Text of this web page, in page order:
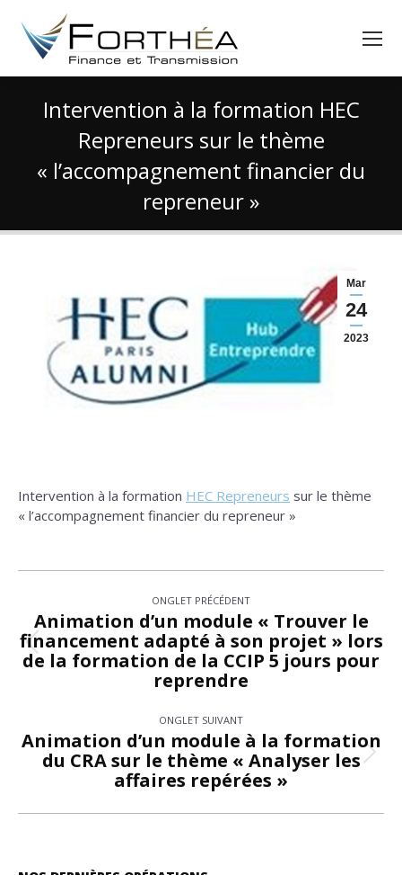
Intervention à la formation HEC
Repreneurs sur le thème
« l’accompagnement financier du
repreneur »
Vous êtes ici :
Mar
24
2023
Intervention à la formation HEC Repreneurs sur le thème
« l’accompagnement financier du repreneur »
de
commentaire
ONGLET PRÉCÉDENT
Onglet
précédent
Animation d’un module « Trouver le
financement adapté à son projet » lors
de la formation de la CCIP 5 jours pour
reprendre
ONGLET SUIVANT
Onglet
suivant
Animation d’un module à la formation
du CRA sur le thème « Analyser les
affaires repérées »